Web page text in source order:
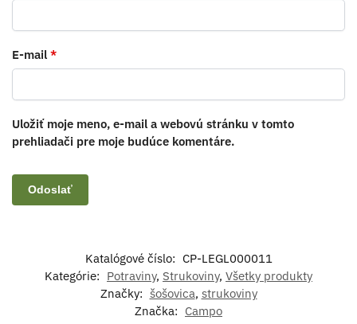
E-mail *
Uložiť moje meno, e-mail a webovú stránku v tomto
prehliadači pre moje budúce komentáre.
Katalógové číslo: CP-LEGL000011
Kategórie: Potraviny, Strukoviny, Všetky produkty
Značky: šošovica, strukoviny
Značka: Campo